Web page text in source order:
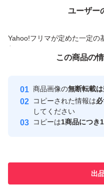
ユーザー
Yahoo!フリマが定めた一定の
付与しています
安心取引出品者
取引実績
価格の相談
この商品の
商品画像の無断転載
コピーされた情報は
してください
コピーは1商品につき
出
この商品をみている人に